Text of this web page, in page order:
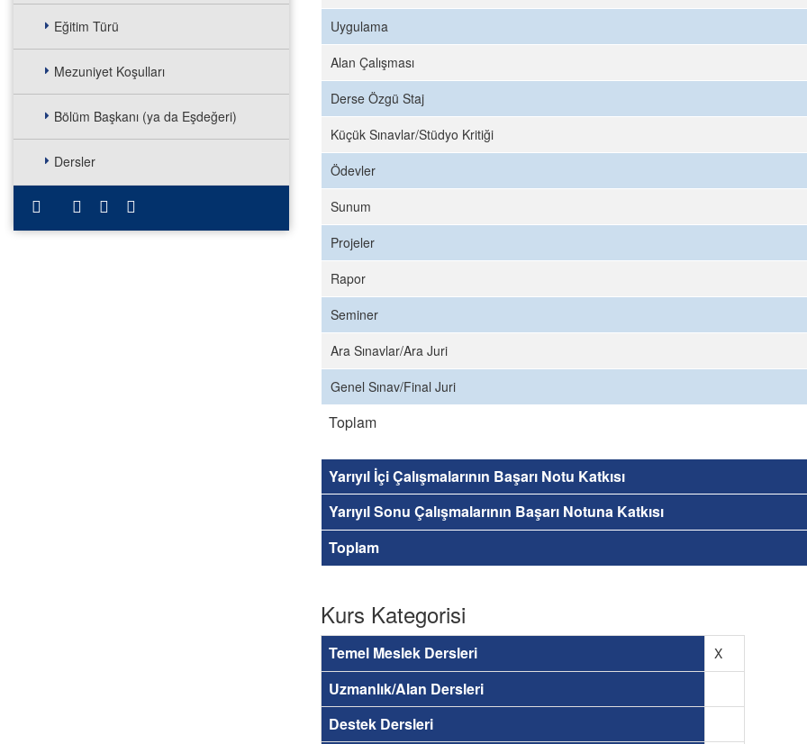
Eğitim Türü
Mezuniyet Koşulları
Bölüm Başkanı (ya da Eşdeğeri)
Dersler
Uygulama
Alan Çalışması
Derse Özgü Staj
Küçük Sınavlar/Stüdyo Kritiği
Ödevler
Sunum
Projeler
Rapor
Seminer
Ara Sınavlar/Ara Juri
Genel Sınav/Final Juri
Toplam
Yarıyıl İçi Çalışmalarının Başarı Notu Katkısı
Yarıyıl Sonu Çalışmalarının Başarı Notuna Katkısı
Toplam
Kurs Kategorisi
Temel Meslek Dersleri X
Uzmanlık/Alan Dersleri
Destek Dersleri